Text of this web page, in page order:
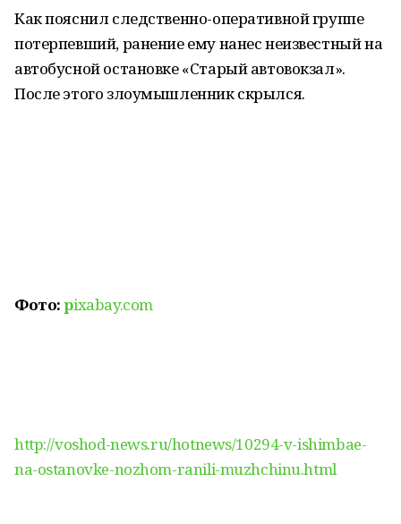
Как пояснил следственно-оперативной группе
потерпевший, ранение ему нанес неизвестный на
автобусной остановке «Старый автовокзал».
После этого злоумышленник скрылся.
Фото:pixabay.com
http://voshod-news.ru/hotnews/10294-v-ishimbae-
na-ostanovke-nozhom-ranili-muzhchinu.html